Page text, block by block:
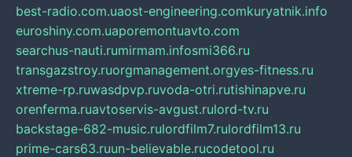
best-radio.com.uaost-engineering.comkuryatnik.info
euroshiny.com.uaporemontuavto.com
searchus-nauti.rumirmam.infosmi366.ru
transgazstroy.ruorgmanagement.orgyes-fitness.ru
xtreme-rp.ruwasdpvp.ruvoda-otri.rutishinapve.ru
orenferma.ruavtoservis-avgust.rulord-tv.ru
backstage-682-music.rulordfilm7.rulordfilm13.ru
prime-cars63.ruun-believable.rucodetool.ru